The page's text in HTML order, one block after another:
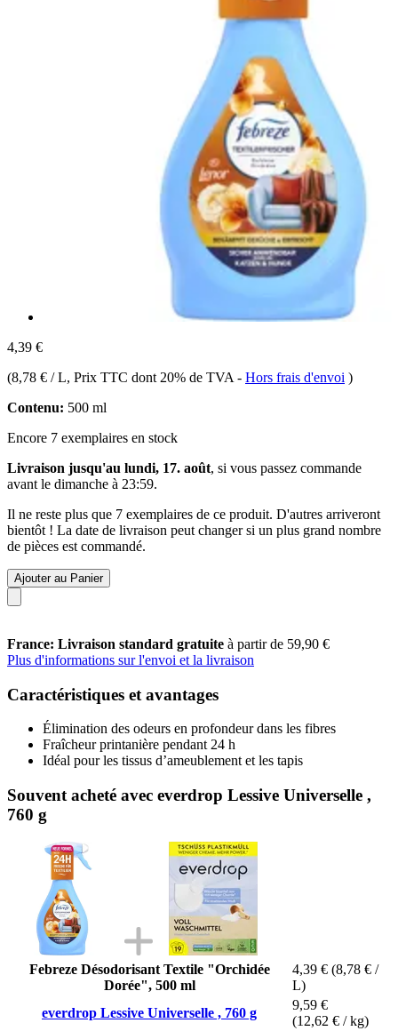
4,39 €
(8,78 € / L, Prix TTC dont 20% de TVA - Hors frais d'envoi )
Contenu: 500 ml
Encore 7 exemplaires en stock
Livraison jusqu'au lundi, 17. août, si vous passez commande
avant le dimanche à 23:59.
Il ne reste plus que 7 exemplaires de ce produit. D'autres arriveront
bientôt ! La date de livraison peut changer si un plus grand nombre
de pièces est commandé.
Ajouter au Panier
France: Livraison standard gratuite à partir de 59,90 €
Plus d'informations sur l'envoi et la livraison
Caractéristiques et avantages
Élimination des odeurs en profondeur dans les fibres
Fraîcheur printanière pendant 24 h
Idéal pour les tissus d’ameublement et les tapis
Souvent acheté avec everdrop Lessive Universelle ,
760 g
Febreze Désodorisant Textile "Orchidée
Dorée", 500 ml
4,39 € (8,78 € /
L)
everdrop Lessive Universelle , 760 g
9,59 €
(12,62 € / kg)